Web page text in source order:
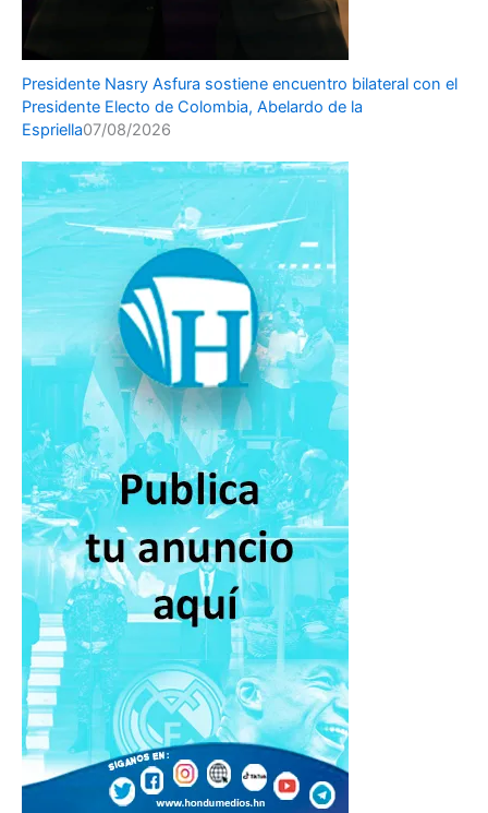
Presidente Nasry Asfura sostiene encuentro bilateral con el
Presidente Electo de Colombia, Abelardo de la
Espriella07/08/2026